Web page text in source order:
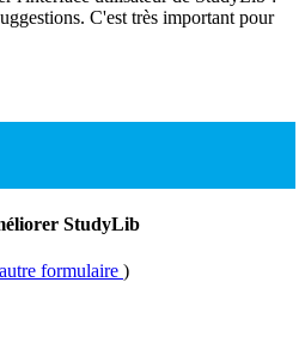
C'est très important pour
StudyLib
formulaire )